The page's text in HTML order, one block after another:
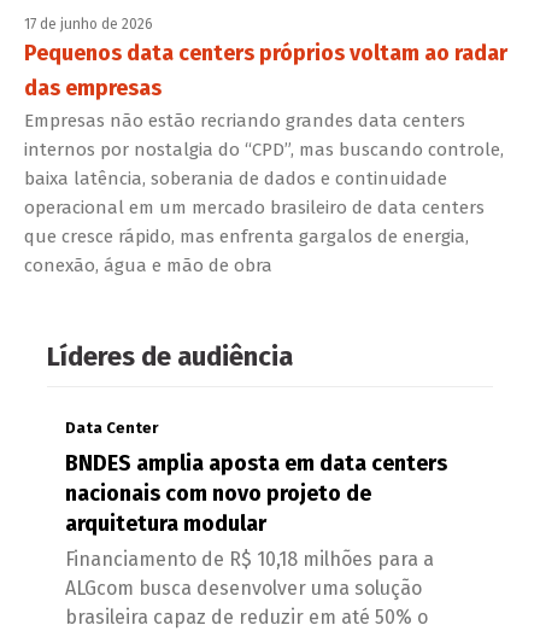
17 de junho de 2026
Pequenos data centers próprios voltam ao radar
das empresas
Empresas não estão recriando grandes data centers
internos por nostalgia do “CPD”, mas buscando controle,
baixa latência, soberania de dados e continuidade
operacional em um mercado brasileiro de data centers
que cresce rápido, mas enfrenta gargalos de energia,
conexão, água e mão de obra
Líderes de audiência
Data Center
BNDES amplia aposta em data centers
nacionais com novo projeto de
arquitetura modular
Financiamento de R$ 10,18 milhões para a
ALGcom busca desenvolver uma solução
brasileira capaz de reduzir em até 50% o